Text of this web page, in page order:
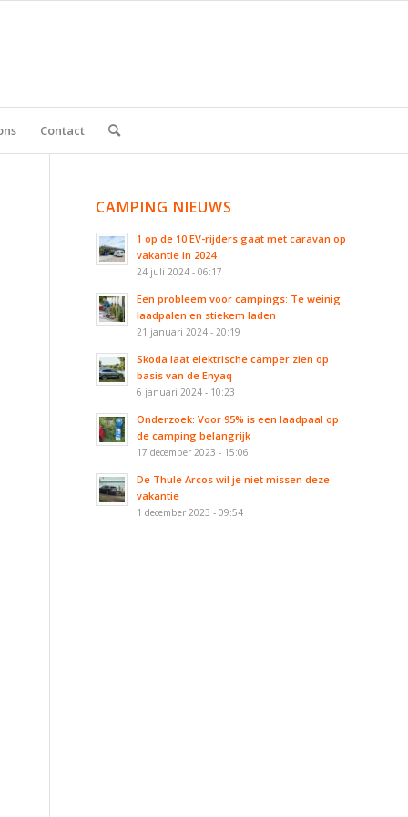
Contact
CAMPING NIEUWS
1 op de 10 EV-rijders gaat met caravan op
vakantie in 2024
24 juli 2024 - 06:17
Een probleem voor campings: Te weinig
laadpalen en stiekem laden
21 januari 2024 - 20:19
Skoda laat elektrische camper zien op
basis van de Enyaq
6 januari 2024 - 10:23
Onderzoek: Voor 95% is een laadpaal op
de camping belangrijk
17 december 2023 - 15:06
De Thule Arcos wil je niet missen deze
vakantie
1 december 2023 - 09:54